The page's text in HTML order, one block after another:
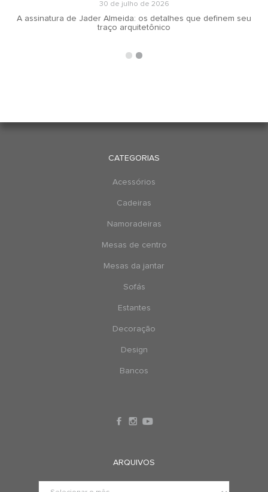
30 de julho de 2026
A assinatura de Jader Almeida: os detalhes que definem seu
traço arquitetônico
CATEGORIAS
Acessórios
Cadeiras
Namoradeiras
Mesas de centro
Mesas da jantar
Sofás
Estantes
Decoração
Design
Bancos
ARQUIVOS